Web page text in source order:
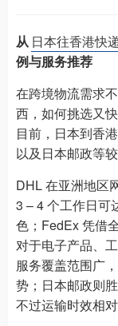
从 日本往香港快
例与服务推荐​
在跨境物流需求
西，如何挑选又
目前，日本到香
以及日本邮政等
DHL 在亚洲地区
3 – 4 个工作日可
色；FedEx 凭借
对于电子产品、
服务覆盖范围广
势；日本邮政则
不过运输时效相